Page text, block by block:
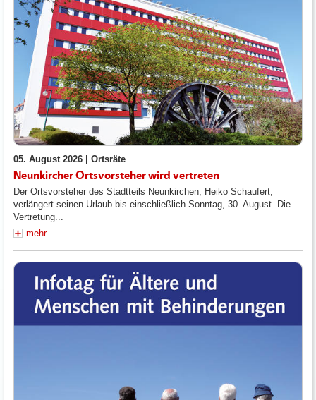
05. August 2026 | Ortsräte
Neunkircher Ortsvorsteher wird vertreten
Der Ortsvorsteher des Stadtteils Neunkirchen, Heiko Schaufert,
verlängert seinen Urlaub bis einschließlich Sonntag, 30. August. Die
Vertretung...
mehr